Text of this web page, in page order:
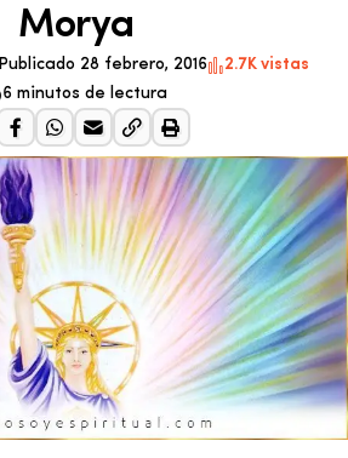
Morya
Publicado 28 febrero, 2016
2.7K vistas
6 minutos de lectura